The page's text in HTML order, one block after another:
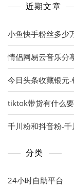
近期文章
小鱼快手粉丝多少
情侣网易云音乐分
今日头条收藏银元
tiktok带货有什么
千川粉和抖音粉-千
分类
24小时自助平台